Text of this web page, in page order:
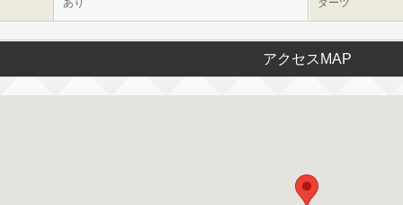
あり ダーツ
アクセスMAP